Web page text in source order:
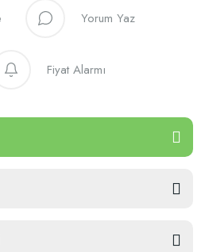
Yorum Yaz
Fiyat Alarmı